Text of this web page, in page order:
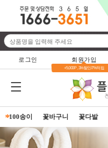
로그인 회원가입
+5,000P , 3%할인/7%적립
*100송이 꽃바구니 꽃다발